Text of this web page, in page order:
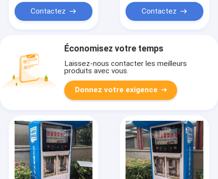
alimentaire
Contactez Contactez
Économisez votre temps
Laissez-nous contacter les meilleurs
produits avec vous.
Donnez votre exigence